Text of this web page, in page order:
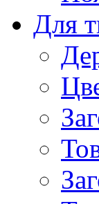
Для